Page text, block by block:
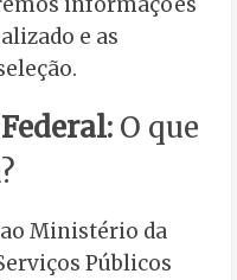
e as
O que
Ministério da
Públicos